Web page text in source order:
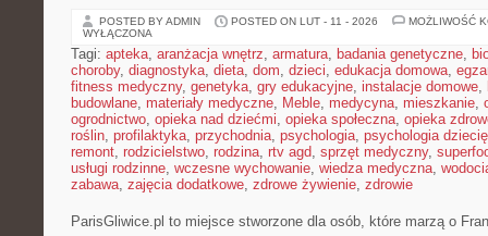
POSTED BY ADMIN POSTED ON LUT - 11 - 2026
MOŻLIWOŚĆ
WYŁĄCZONA
Tagi: apteka, aranżacja wnętrz, armatura, badania genetyczne,
choroby, diagnostyka, dieta, dom, dzieci, edukacja domowa,
fitness medyczny, genetyka, gry edukacyjne, instalacje domowe,
budowlane, materiały medyczne, Meble, medycyna, mieszkanie,
ogrodnictwo, opieka nad dziećmi, opieka społeczna, opieka
roślin, profilaktyka, przychodnia, psychologia, psychologia
remont, rodzicielstwo, rodzina, rtv agd, sprzęt medyczny,
usługi rodzinne, wczesne wychowanie, wiedza medyczna,
zabawa, zajęcia dodatkowe, zdrowe żywienie, zdrowie
ParisGliwice.pl to miejsce stworzone dla osób, które marzą o